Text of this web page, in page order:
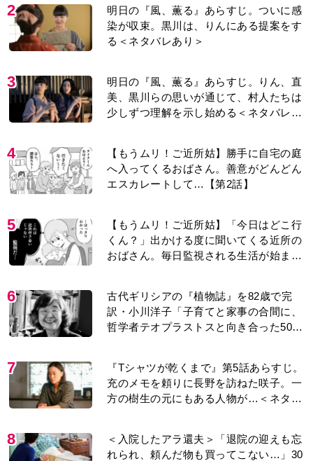
2
明日の『風、薫る』あらすじ。ついに感
染が収束。黒川は、りんにある提案をす
る＜ネタバレあり＞
3
明日の『風、薫る』あらすじ。りん、直
美、黒川らの思いが通じて、村人たちは
少しずつ理解を示し始める＜ネタバレあ
4
【もうムリ！ご近所姑】勝手に自宅の庭
へ入ってくるおばさん。善意がどんどん
エスカレートして…【第2話】
5
【もうムリ！ご近所姑】「今日はどこ行
くん？」出かける度に聞いてくる近所の
おばさん。毎日監視される生活が始ま
6
古代ギリシアの『植物誌』を82歳で完
訳・小川洋子「子育てと家事の合間に、
哲学者テオプラストスと向き合った50
7
『Tシャツが乾くまで』第5話あらすじ。
充のメモを頼りに長野を訪ねた咲子。一
方の樹生の元にもある人物が…＜ネタバ
8
＜入院したアラ還夫＞「退院の迎えも忘
れられ、頼んだ物も買ってこない…」30